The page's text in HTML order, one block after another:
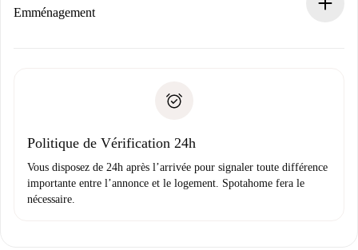
Si refusé : aucun prélèvement et nous vous proposerons
Justificatif de solvabilité
Emménagement
uniquement si aucun problème n'est signalé.
Politique de Vérification 24h
Vous disposez de 24h après l’arrivée pour signaler toute différence
importante entre l’annonce et le logement. Spotahome fera le
nécessaire.